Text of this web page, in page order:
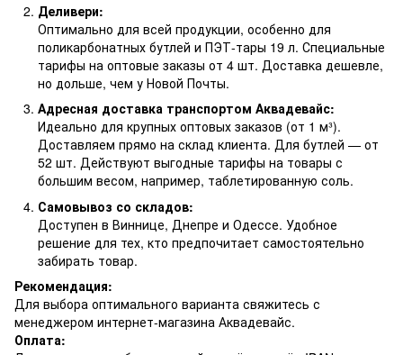
Деливери:
Оптимально для всей продукции, особенно для
поликарбонатных бутлей и ПЭТ-тары 19 л. Специальные
тарифы на оптовые заказы от 4 шт. Доставка дешевле,
но дольше, чем у Новой Почты.
Адресная доставка транспортом Аквадевайс:
Идеально для крупных оптовых заказов (от 1 м³).
Доставляем прямо на склад клиента. Для бутлей — от
52 шт. Действуют выгодные тарифы на товары с
большим весом, например, таблетированную соль.
Самовывоз со складов:
Доступен в Виннице, Днепре и Одессе. Удобное
решение для тех, кто предпочитает самостоятельно
забирать товар.
Рекомендация:
Для выбора оптимального варианта свяжитесь с
менеджером интернет-магазина Аквадевайс.
Оплата: